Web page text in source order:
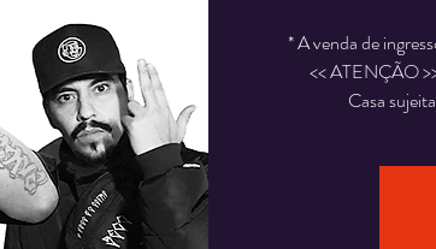
* A venda de
<< ATENÇÃO
Casa